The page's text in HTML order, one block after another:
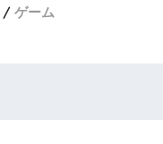
ゲーム